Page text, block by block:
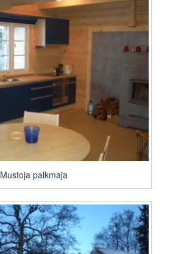
Mustoja palkmaja